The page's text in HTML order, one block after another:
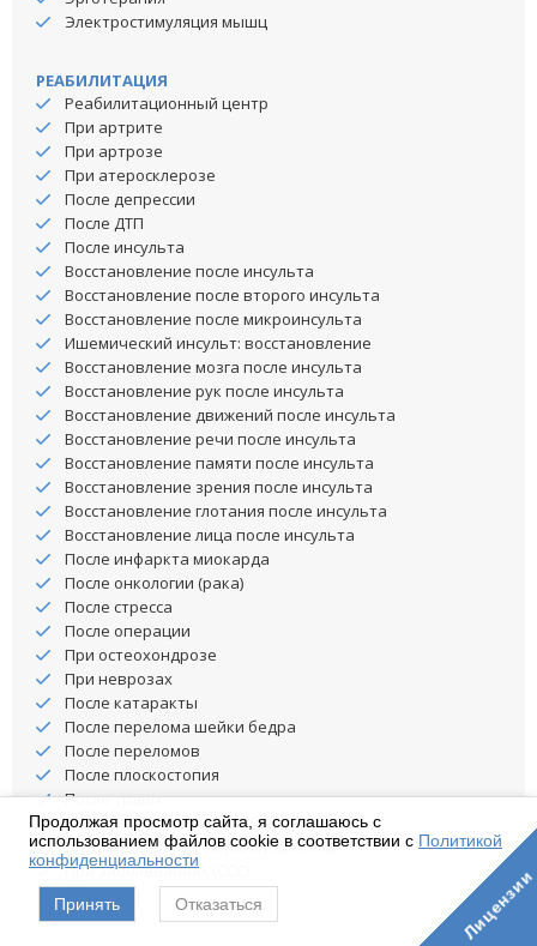
Электростимуляция мышц
РЕАБИЛИТАЦИЯ
Реабилитационный центр
При артрите
При артрозе
При атеросклерозе
После депрессии
После ДТП
После инсульта
Восстановление после инсульта
Восстановление после второго инсульта
Восстановление после микроинсульта
Ишемический инсульт: восстановление
Восстановление мозга после инсульта
Восстановление рук после инсульта
Восстановление движений после инсульта
Восстановление речи после инсульта
Восстановление памяти после инсульта
Восстановление зрения после инсульта
Восстановление глотания после инсульта
Восстановление лица после инсульта
После инфаркта миокарда
После онкологии (рака)
После стресса
После операции
При остеохондрозе
При неврозах
После катаракты
После перелома шейки бедра
После переломов
После плоскостопия
После травм
После черепно-мозговой травмы
При заболевании нервной системы
При заболеваниях (ССС)
При (ОДА)
Лицензии
Продолжая просмотр сайта, я соглашаюсь с
использованием файлов cookie в соответствии с Политикой
конфиденциальности
Принять Отказаться